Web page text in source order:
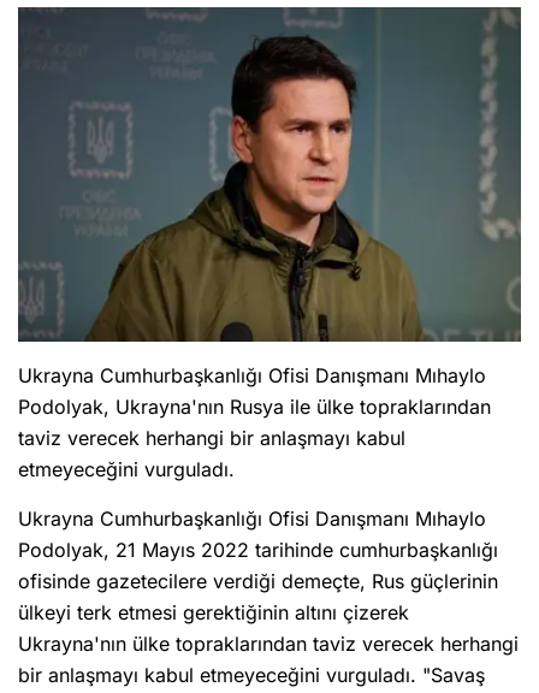
Ukrayna Cumhurbaşkanlığı Ofisi Danışmanı Mıhaylo
Podolyak, Ukrayna'nın Rusya ile ülke topraklarından
taviz verecek herhangi bir anlaşmayı kabul
etmeyeceğini vurguladı.
Ukrayna Cumhurbaşkanlığı Ofisi Danışmanı Mıhaylo
Podolyak, 21 Mayıs 2022 tarihinde cumhurbaşkanlığı
ofisinde gazetecilere verdiği demeçte, Rus güçlerinin
ülkeyi terk etmesi gerektiğinin altını çizerek
Ukrayna'nın ülke topraklarından taviz verecek herhangi
bir anlaşmayı kabul etmeyeceğini vurguladı. "Savaş